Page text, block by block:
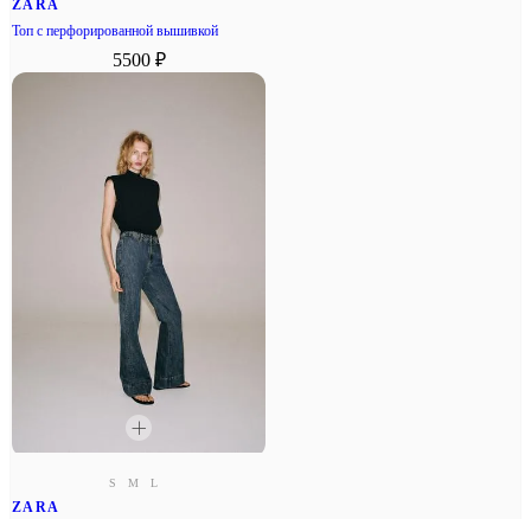
ZARA
Топ с перфорированной вышивкой
5500 ₽
S M L
ZARA